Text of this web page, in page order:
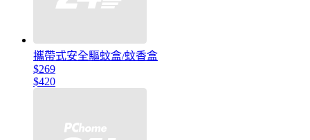
攜帶式安全驅蚊盒/蚊香盒
$269
$420